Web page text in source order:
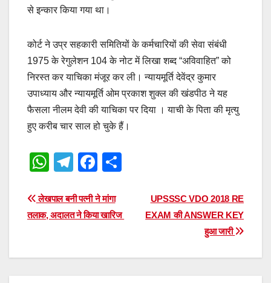
से इन्कार किया गया था।
कोर्ट ने उप्र सहकारी समितियों के कर्मचारियों की सेवा संबंधी
1975 के रेगुलेशन 104 के नोट में लिखा शब्द “अविवाहित” को
निरस्त कर याचिका मंजूर कर ली। न्यायमूर्ति देवेंद्र कुमार
उपाध्याय और न्यायमूर्ति ओम प्रकाश शुक्ल की खंडपीठ ने यह
फैसला नीलम देवी की याचिका पर दिया । याची के पिता की मृत्यु
हुए करीब चार साल हो चुके हैं।
W
at
s
p
T
e
gr
m
F
c
e
o
e
Post
navigation
UPSSSC VDO 2018 RE
EXAM की ANSWER KEY
हुआ जारी
लेखपाल बनी पत्नी ने मांगा
तलाक, अदालत ने किया खारिज